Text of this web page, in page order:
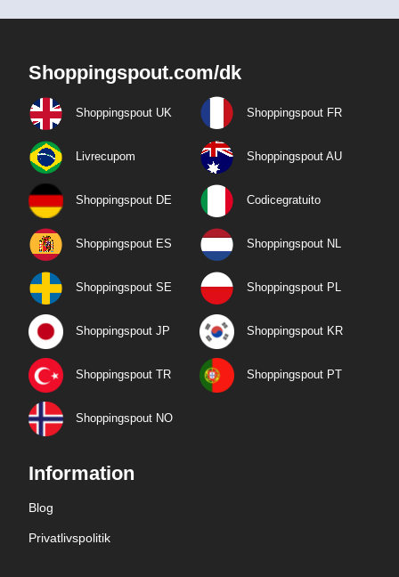
Shoppingspout.com/dk
Shoppingspout UK Shoppingspout FR
Livrecupom Shoppingspout AU
Shoppingspout DE Codicegratuito
Shoppingspout ES Shoppingspout NL
Shoppingspout SE Shoppingspout PL
Shoppingspout JP Shoppingspout KR
Shoppingspout TR Shoppingspout PT
Shoppingspout NO
Information
Blog
Privatlivspolitik